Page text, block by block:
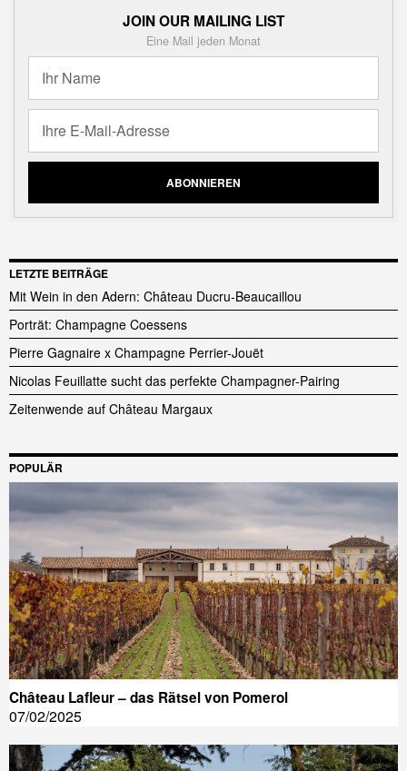
JOIN OUR MAILING LIST
Eine Mail jeden Monat
LETZTE BEITRÄGE
Mit Wein in den Adern: Château Ducru-Beaucaillou
Porträt: Champagne Coessens
Pierre Gagnaire x Champagne Perrier-Jouët
Nicolas Feuillatte sucht das perfekte Champagner-Pairing
Zeitenwende auf Château Margaux
POPULÄR
Château Lafleur – das Rätsel von Pomerol
07/02/2025